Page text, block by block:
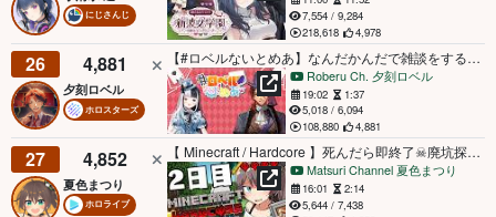
にじさんじ
7,554 / 9,284
218,618
4,978
26 4,881
夕刻ロベル
ホロスターズ
【#ロベルないとめあ】なんだかんだで雑談をするのは久しぶりな我々【夕刻ロベル/神楽めあ】
Roberu Ch. 夕刻ロベル
19:02
1:37
5,018 / 6,094
108,880
4,881
27 4,852
夏色まつり
ホロライブ
【 Minecraft / Hardcore 】死んだら即終了☠廃坑探索編！【ホロライブ/夏色まつり】
Matsuri Channel 夏色まつり
16:01
2:14
5,644 / 7,438